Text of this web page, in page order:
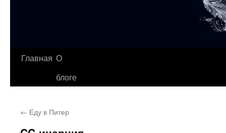
Перейти
Главная О
блоге
← Еду в Питер